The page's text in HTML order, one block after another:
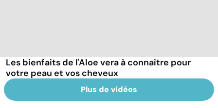
Les bienfaits de l'Aloe vera à connaître pour
votre peau et vos cheveux
Plus de vidéos